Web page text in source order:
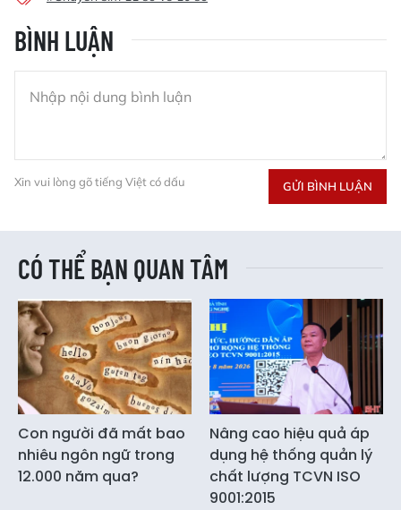
BÌNH LUẬN
Xin vui lòng gõ tiếng Việt có dấu GỬI BÌNH LUẬN
CÓ THỂ BẠN QUAN TÂM
Con người đã mất bao
nhiêu ngôn ngữ trong
12.000 năm qua?
Nâng cao hiệu quả áp
dụng hệ thống quản lý
chất lượng TCVN ISO
9001:2015